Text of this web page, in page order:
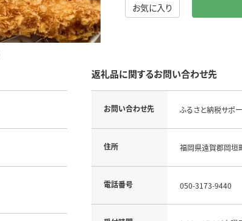
お気に入り
返礼品に関するお問い合わせ先
お問い合わせ先 ふるさと納税サポ
住所 福岡県遠賀郡岡垣
電話番号 050-3173-9440